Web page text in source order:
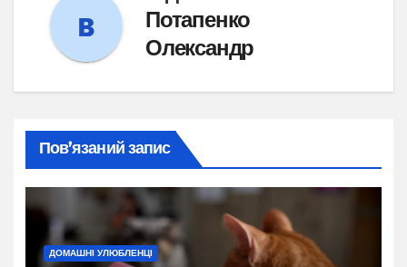
Потапенко
Олександр
Пов’язаний запис
ДОМАШНІ УЛЮБЛЕНЦІ